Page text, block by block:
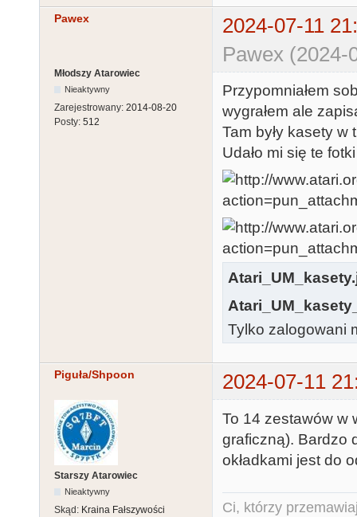
Pawex
2024-07-11
Pawex (2024-
Młodszy Atarowiec
Nieaktywny
Zarejestrowany: 2014-08-20
Posty: 512
Przypomniałem
wygrałem ale
Tam były kasety w
Udało mi się te
Tylko zalogowani
Piguła/Shpoon 2024-07-11
Starszy Atarowiec
Nieaktywny
Skąd: Kraina Fałszywości
To 14 zestawów w
graficzną). Bardzo
okładkami jest do
Ci, którzy